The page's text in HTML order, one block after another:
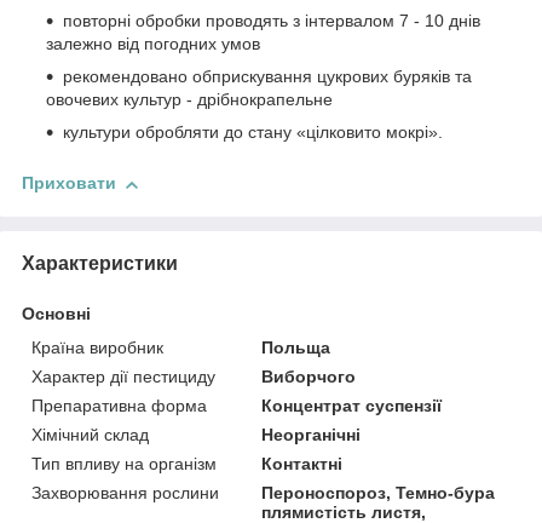
повторні обробки проводять з інтервалом 7 - 10 днів
залежно від погодних умов
рекомендовано обприскування цукрових буряків та
овочевих культур - дрібнокрапельне
культури обробляти до стану «цілковито мокрі».
Приховати
Характеристики
Основні
Країна виробник
Польща
Характер дії пестициду
Виборчого
Препаративна форма
Концентрат суспензії
Хімічний склад
Неорганічні
Тип впливу на організм
Контактні
Захворювання рослини
Пероноспороз, Темно-бура
плямистість листя,